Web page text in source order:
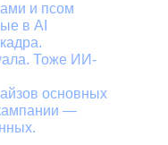
и псом
в AI
Тоже ИИ-
основных
—